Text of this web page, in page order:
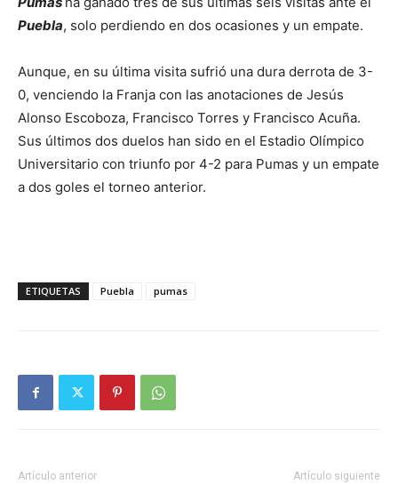
Puebla, solo perdiendo en dos ocasiones y un empate.
Aunque, en su última visita sufrió una dura derrota de 3-
0, venciendo la Franja con las anotaciones de Jesús
Alonso Escoboza, Francisco Torres y Francisco Acuña.
Sus últimos dos duelos han sido en el Estadio Olímpico
Universitario con triunfo por 4-2 para Pumas y un empate
a dos goles el torneo anterior.
ETIQUETAS Puebla pumas
Artículo anterior Artículo siguiente